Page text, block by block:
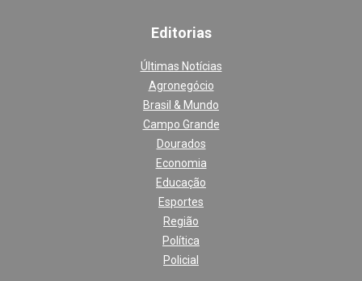
Editorias
Últimas Notícias
Agronegócio
Brasil & Mundo
Campo Grande
Dourados
Economia
Educação
Esportes
Região
Política
Policial